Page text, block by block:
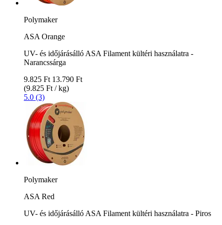
Polymaker
ASA Orange
UV- és időjárásálló ASA Filament kültéri használatra -
Narancssárga
9.825 Ft 13.790 Ft
(9.825 Ft / kg)
5.0 (3)
Polymaker
ASA Red
UV- és időjárásálló ASA Filament kültéri használatra - Piros